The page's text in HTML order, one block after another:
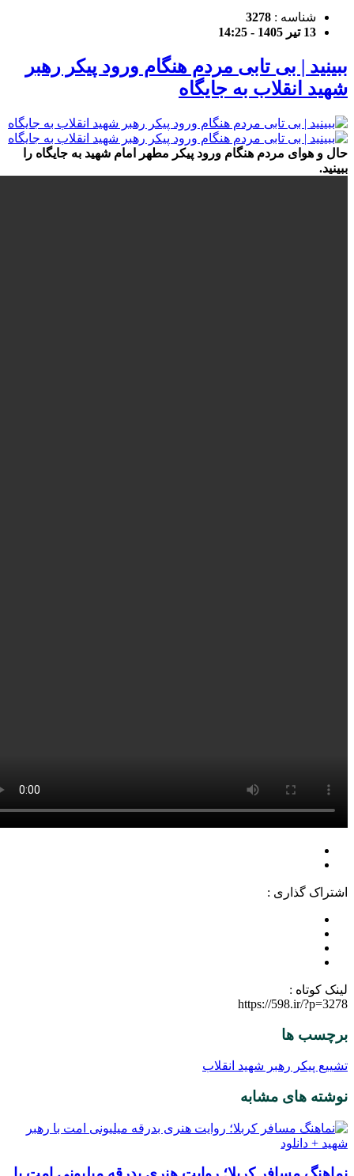
شناسه : 3278
13 تیر 1405 - 14:25
ببینید | بی تابی مردم هنگام ورود پیکر رهبر
شهید انقلاب به جایگاه
حال و هوای مردم هنگام ورود پیکر مطهر امام شهید به جایگاه را
ببینید.
اشتراک گذاری :
لینک کوتاه :
https://598.ir/?p=3278
برچسب ها
تشییع پیکر رهبر شهید انقلاب
نوشته های مشابه